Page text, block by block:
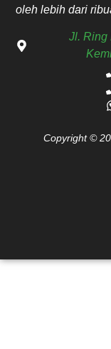
oleh lebih dari
Jl. Ring
Copyright ©